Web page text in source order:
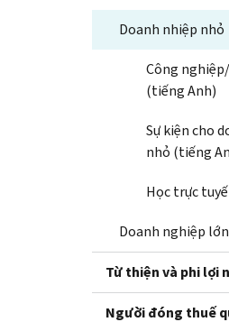
Doanh nhiệp nhỏ
Công
(tiếng Anh)
Sự kiện cho
nhỏ (tiếng
Học trực
Doanh nghiệp lớn
Từ thiện và phi lợi
Người đóng thuế